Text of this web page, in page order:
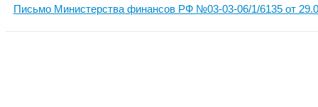
Письмо Министерства финансов РФ №03-03-06/1/6135 от